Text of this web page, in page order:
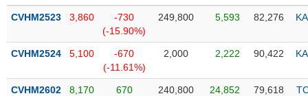
thị
Niêm
Niêm
CVHM2523 3,860
-730
(-15.90%)
249,800 5,593 82,276
CVHM2524 5,100
-670
(-11.61%)
2,000 2,222 90,422
CVHM2602 8,170
670
240,800 24,852 79,618
NGHIỆP
PHIẾU